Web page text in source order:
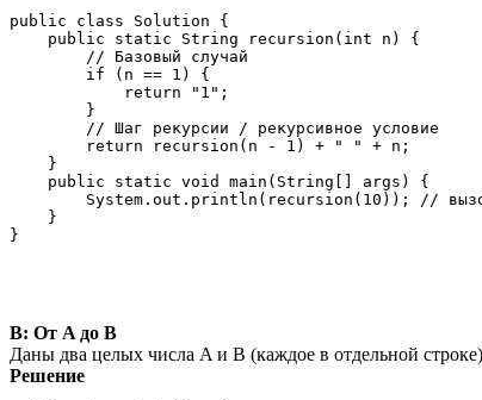
public class Solution {
    public static String recursion(int n) {
        // Базовый случай
        if (n == 1) {
            return "1";
        }
        // Шаг рекурсии / рекурсивное условие
        return recursion(n - 1) + " " + n;
    }
    public static void main(String[] args) {
System.out.println(recursion(10)); //
    }
B: От A до B
Даны два целых числа A и В (каждое в отдельной
Решение